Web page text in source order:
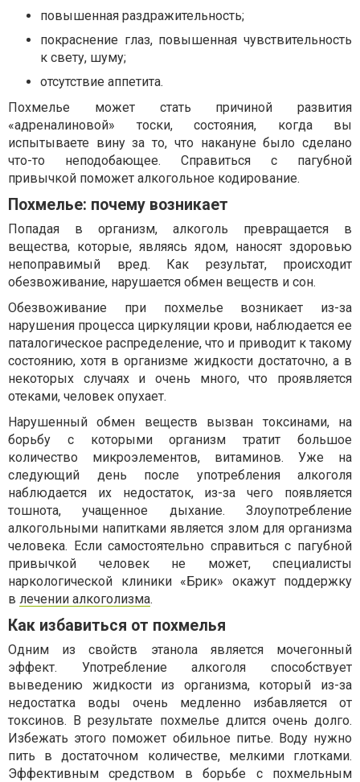
повышенная раздражительность;
покраснение глаз, повышенная чувствительность
к свету, шуму;
отсутствие аппетита.
Похмелье может стать причиной развития
«адреналиновой» тоски, состояния, когда вы
испытываете вину за то, что накануне было сделано
что-то неподобающее. Справиться с пагубной
привычкой поможет алкогольное кодирование.
Похмелье: почему возникает
Попадая в организм, алкоголь превращается в
вещества, которые, являясь ядом, наносят здоровью
непоправимый вред. Как результат, происходит
обезвоживание, нарушается обмен веществ и сон.
Обезвоживание при похмелье возникает из-за
нарушения процесса циркуляции крови, наблюдается ее
паталогическое распределение, что и приводит к такому
состоянию, хотя в организме жидкости достаточно, а в
некоторых случаях и очень много, что проявляется
отеками, человек опухает.
Нарушенный обмен веществ вызван токсинами, на
борьбу с которыми организм тратит большое
количество микроэлементов, витаминов. Уже на
следующий день после употребления алкоголя
наблюдается их недостаток, из-за чего появляется
тошнота, учащенное дыхание. Злоупотребление
алкогольными напитками является злом для организма
человека. Если самостоятельно справиться с пагубной
привычкой человек не может, специалисты
наркологической клиники «Брик» окажут поддержку
в лечении алкоголизма.
Как избавиться от похмелья
Одним из свойств этанола является мочегонный
эффект. Употребление алкоголя способствует
выведению жидкости из организма, который из-за
недостатка воды очень медленно избавляется от
токсинов. В результате похмелье длится очень долго.
Избежать этого поможет обильное питье. Воду нужно
пить в достаточном количестве, мелкими глотками.
Эффективным средством в борьбе с похмельным